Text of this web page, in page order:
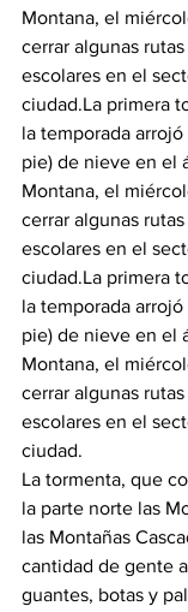
Montana, el
cerrar algunas
escolares en el
ciudad.La primera
la temporada
pie) de nieve en el
Montana, el
cerrar algunas
escolares en el
ciudad.La primera
la temporada
pie) de nieve en el
Montana, el
cerrar algunas
escolares en el
ciudad.
La tormenta, que
la parte norte las
las Montañas
cantidad de gente
guantes, botas y